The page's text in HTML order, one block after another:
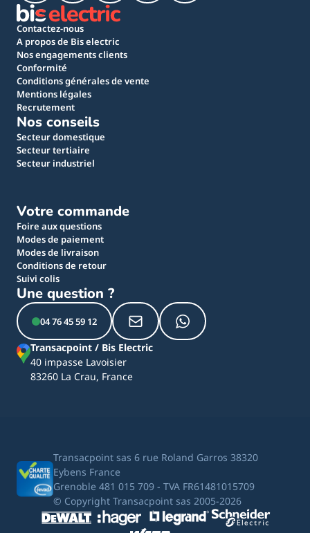
Contactez-nous
A propos de Bis electric
Nos engagements clients
Conformité
Conditions générales de vente
Mentions légales
Recrutement
Nos conseils
Secteur domestique
Secteur tertiaire
Secteur industriel
Votre commande
Foire aux questions
Modes de paiement
Modes de livraison
Conditions de retour
Suivi colis
Une question ?
04 76 45 59 12
Transacpoint / Bis Electric
40 impasse Lavoisier
83260 La Crau, France
Transacpoint sas 6 rue Roland Garros 38320
Eybens France
Grenoble 481 015 709 - TVA FR61481015709
© Copyright Transacpoint sas 2005-2026